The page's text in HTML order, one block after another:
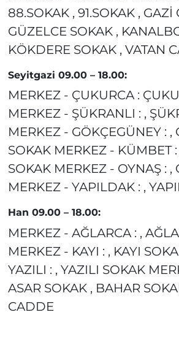
88.SOKAK , 91.SOKAK , GAZİ
GÜZELCE SOKAK ,
KÖKDERE SOKAK , VATAN
Seyitgazi 09.00 – 18.00:
MERKEZ - ÇUKURCA :
MERKEZ - ŞÜKRANLI : ,
MERKEZ - GÖKÇEGÜNEY : ,
SOKAK MERKEZ - KÜMBET
SOKAK MERKEZ - OYNAŞ : ,
MERKEZ - YAPILDAK : ,
Han 09.00 – 18.00:
MERKEZ - AĞLARCA : ,
MERKEZ - KAYI : , KAYI
YAZILI : , YAZILI SOKAK
ASAR SOKAK , BAHAR
CADDE